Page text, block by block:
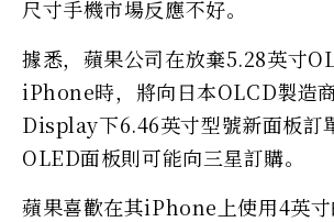
尺寸手機市場反應不好。
據悉，蘋果公司在放棄5.28英寸
iPhone時，將向日本OLCD製造
Display下6.46英寸型號新面板訂
OLED面板則可能向三星訂購。
蘋果喜歡在其iPhone上使用4英寸